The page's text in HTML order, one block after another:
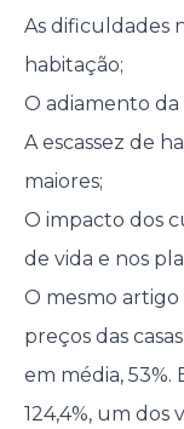
As dificuldades
habitação;
O adiamento da
A escassez de
maiores;
O impacto dos
de vida e nos
O mesmo
preços das
em média, 53%.
124,4%, um dos